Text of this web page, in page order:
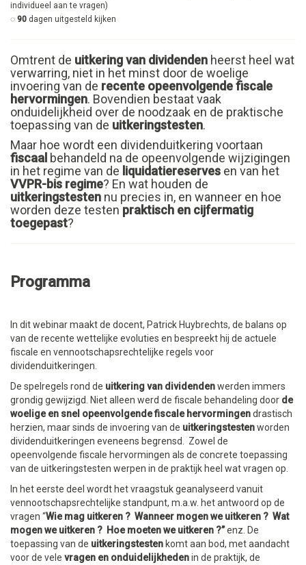
individueel aan te vragen)
◌ 90 dagen uitgesteld kijken
Omtrent de uitkering van dividenden heerst heel wat
verwarring, niet in het minst door de woelige
invoering van de recente opeenvolgende fiscale
hervormingen. Bovendien bestaat vaak
onduidelijkheid over de noodzaak en de praktische
toepassing van de uitkeringstesten.
Maar hoe wordt een dividenduitkering voortaan
fiscaal behandeld na de opeenvolgende wijzigingen
in het regime van de liquidatiereserves en van het
VVPR-bis regime? En wat houden de
uitkeringstesten nu precies in, en wanneer en hoe
worden deze testen praktisch en cijfermatig
toegepast?
Programma
In dit webinar maakt de docent, Patrick Huybrechts, de balans op
van de recente wettelijke evoluties en bespreekt hij de actuele
fiscale en vennootschapsrechtelijke regels voor
dividenduitkeringen.
De spelregels rond de uitkering van dividendenwerden immers
grondig gewijzigd. Niet alleen werd de fiscale behandeling door de
woelige en snel opeenvolgendefiscale hervormingendrastisch
herzien, maar sinds de invoering van de uitkeringstestenworden
dividenduitkeringen eveneens begrensd. Zowel de
opeenvolgende fiscale hervormingen als de concrete toepassing
van de uitkeringstesten werpen in de praktijk heel wat vragen op.
In het eerste deel wordt het vraagstuk geanalyseerd vanuit
vennootschapsrechtelijke standpunt, m.a.w. het antwoord op de
vragen “Wie mag uitkeren ? Wanneer mogen we uitkeren ? Wat
mogen we uitkeren ? Hoe moeten we uitkeren ?”enz. De
toepassing van de uitkeringstesten komt aan bod, met aandacht
voor de vele vragen en onduidelijkhedenin de praktijk, de